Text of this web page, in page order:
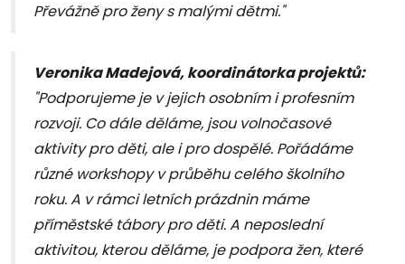
Převážně pro ženy s malými dětmi."
Veronika Madejová, koordinátorka projektů:
"Podporujeme je v jejich osobním i profesním
rozvoji. Co dále děláme, jsou volnočasové
aktivity pro děti, ale i pro dospělé. Pořádáme
různé workshopy v průběhu celého školního
roku. A v rámci letních prázdnin máme
příměstské tábory pro děti. A neposlední
aktivitou, kterou děláme, je podpora žen, které